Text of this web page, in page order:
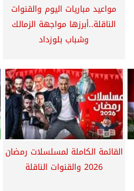
مواعيد مباريات اليوم والقنوات
الناقلة..أبرزها مواجهة الزمالك
وشباب بلوزداد
القائمة الكاملة لمسلسلات رمضان
2026 والقنوات الناقلة